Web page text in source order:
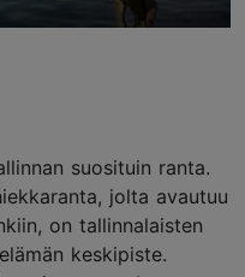
suosituin ranta.
jolta avautuu
on tallinnalaisten
keskipiste.